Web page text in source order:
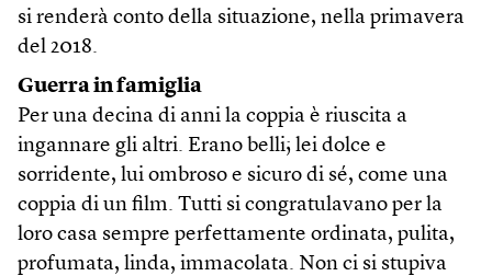
si renderà conto della situazione, nella primavera
del 2018.
Guerra in famiglia
Per una decina di anni la coppia è riuscita a
ingannare gli altri. Erano belli; lei dolce e
sorridente, lui ombroso e sicuro di sé, come una
coppia di un film. Tutti si congratulavano per la
loro casa sempre perfettamente ordinata, pulita,
profumata, linda, immacolata. Non ci si stupiva